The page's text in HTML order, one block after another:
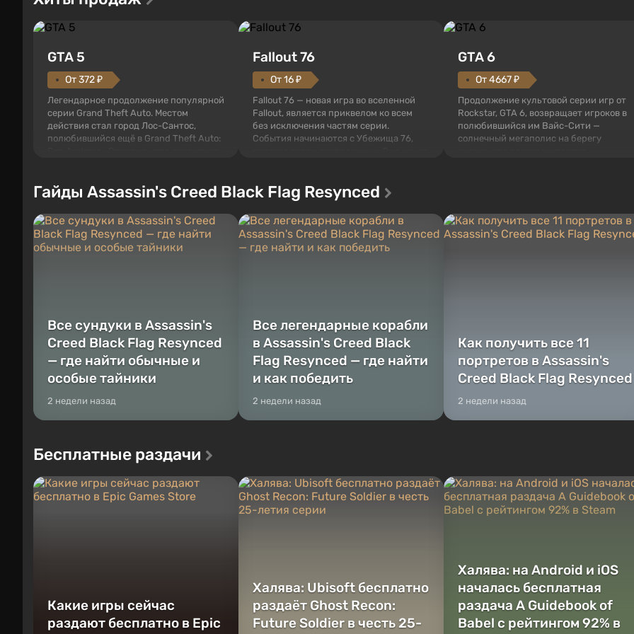
GTA 5
От 372 ₽
Легендарное продолжение популярной
серии Grand Theft Auto. Местом
действия стал город Лос-Сантос,
полюбившийся ещё в Grand Theft Auto:
которыми вы сможете переключаться в
любое время. Жанр и...
Fallout 76
От 16 ₽
Fallout 76 — новая игра во вселенной
Fallout, является приквелом ко всем
без исключения частям серии.
События начинаются с Убежища 76,
как на Америку упадут ядерные бомбы.
Место действия Fallout...
GTA 6
От 4667 ₽
Продолжение культовой серии игр от
Rockstar, GTA 6, возвращает игроков в
полюбившийся им Вайс-Сити —
солнечный мегаполис на берегу
неприятности. И...
Гайды Assassin's Creed Black Flag Resynced
Все сундуки в Assassin's
Creed Black Flag Resynced
— где найти обычные и
особые тайники
2 недели назад
Все легендарные корабли
в Assassin's Creed Black
Flag Resynced — где найти
и как победить
2 недели назад
Как получить все 11
портретов в Assassin's
Creed Black Flag Resynced
2 недели назад
Бесплатные раздачи
Какие игры сейчас
раздают бесплатно в Epic
Халява: Ubisoft бесплатно
раздаёт Ghost Recon:
Future Soldier в честь 25-
Халява: на Android и iOS
началась бесплатная
раздача A Guidebook of
Babel с рейтингом 92% в